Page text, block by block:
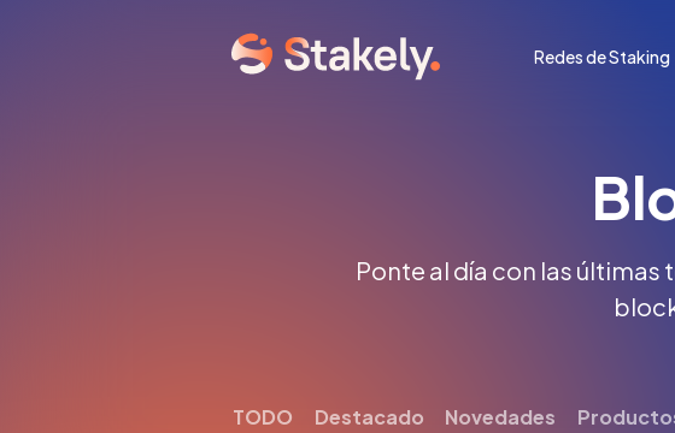
Redes de Staking
Ponte al día con las
TODO Destacado Novedades